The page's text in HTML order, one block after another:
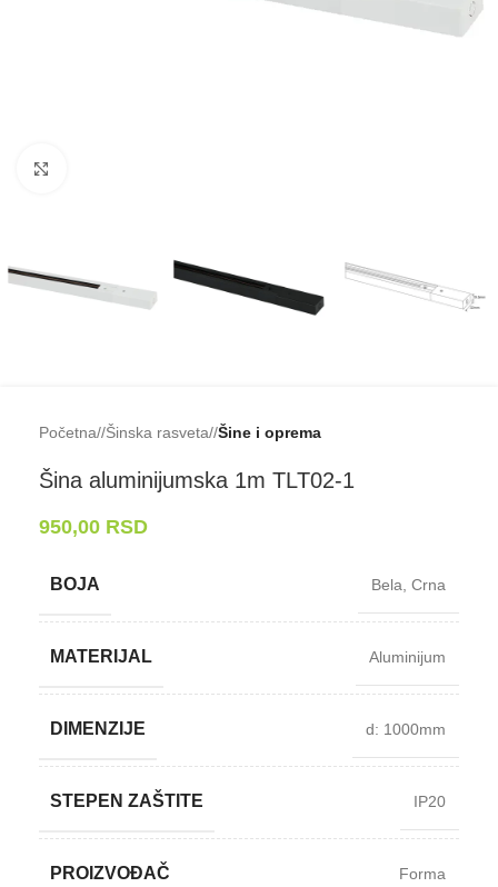
Početna/ Šinska rasveta/ Šine i oprema
Šina aluminijumska 1m TLT02-⁠1
950,00 RSD
BOJA Bela, Crna
MATERIJAL Aluminijum
DIMENZIJE d: 1000mm
STEPEN ZAŠTITE IP20
PROIZVOĐAČ Forma